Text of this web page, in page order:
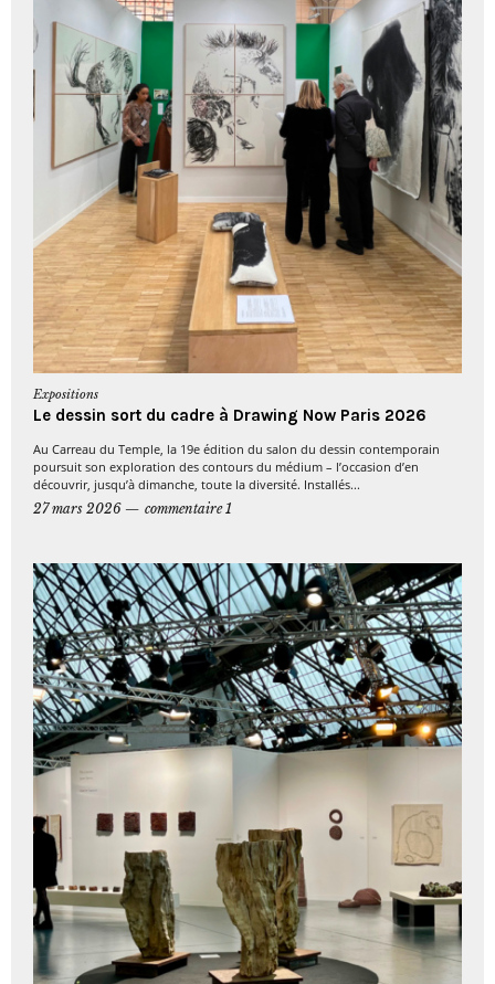
Expositions
Le dessin sort du cadre à Drawing Now Paris 2026
Au Carreau du Temple, la 19e édition du salon du dessin contemporain
poursuit son exploration des contours du médium – l’occasion d’en
découvrir, jusqu’à dimanche, toute la diversité. Installés...
27 mars 2026
commentaire 1